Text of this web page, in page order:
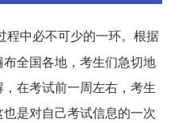
程中必不可少的一环。根据
全国各地，考生们急切地
在考试前一周左右，考生
是对自己考试信息的一次